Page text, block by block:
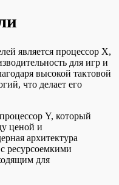
является процессор X,
для игр и
высокой тактовой
что делает его
Y, который
ценой и
архитектура
ресурсоемкими
для